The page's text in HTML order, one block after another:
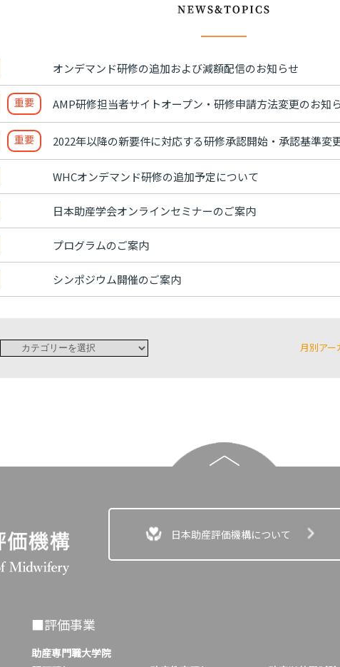
オンデマンド研修の追加および減額配信のお知らせ
重要 AMP研修担当者サイトオープン・研修申請方法変更のお知
重要 2022年以降の新要件に対応する研修承認開始・承認基準変
WHCオンデマンド研修の追加予定について
日本助産学会オンラインセミナーのご案内
プログラムのご案内
シンポジウム開催のご案内
月別アー
日本助産評価機構について
■評価事業
助産専門職大学院